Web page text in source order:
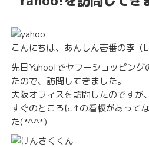
こんにちは、あんしん壱番の李（
先日Yahoo!でヤフーショッピン
たので、訪問してきました。
大阪オフィスを訪問したのですが
すぐのところに↑の看板があって
た(*^^*)